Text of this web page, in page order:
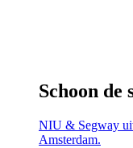
Schoon de
NIU & Segway
Amsterdam.